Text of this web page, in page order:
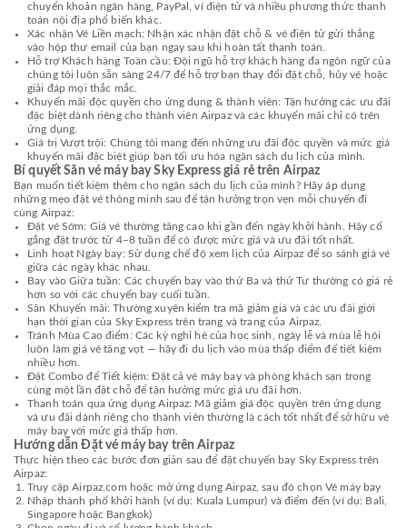
chuyển khoản ngân hàng, PayPal, ví điện tử và nhiều phương thức thanh
toán nội địa phổ biến khác.
Xác nhận Vé Liền mạch: Nhận xác nhận đặt chỗ & vé điện tử gửi thẳng
vào hộp thư email của bạn ngay sau khi hoàn tất thanh toán.
Hỗ trợ Khách hàng Toàn cầu: Đội ngũ hỗ trợ khách hàng đa ngôn ngữ của
chúng tôi luôn sẵn sàng 24/7 để hỗ trợ bạn thay đổi đặt chỗ, hủy vé hoặc
giải đáp mọi thắc mắc.
Khuyến mãi độc quyền cho ứng dụng & thành viên: Tận hưởng các ưu đãi
đặc biệt dành riêng cho thành viên Airpaz và các khuyến mãi chỉ có trên
ứng dụng.
Giá trị Vượt trội: Chúng tôi mang đến những ưu đãi độc quyền và mức giá
khuyến mãi đặc biệt giúp bạn tối ưu hóa ngân sách du lịch của mình.
Bí quyết Săn vé máy bay Sky Express giá rẻ trên Airpaz
Bạn muốn tiết kiệm thêm cho ngân sách du lịch của mình? Hãy áp dụng
những mẹo đặt vé thông minh sau để tận hưởng trọn vẹn mỗi chuyến đi
cùng Airpaz:
Đặt vé Sớm: Giá vé thường tăng cao khi gần đến ngày khởi hành. Hãy cố
gắng đặt trước từ 4–8 tuần để có được mức giá và ưu đãi tốt nhất.
Linh hoạt Ngày bay: Sử dụng chế độ xem lịch của Airpaz để so sánh giá vé
giữa các ngày khác nhau.
Bay vào Giữa tuần: Các chuyến bay vào thứ Ba và thứ Tư thường có giá rẻ
hơn so với các chuyến bay cuối tuần.
Săn Khuyến mãi: Thường xuyên kiểm tra mã giảm giá và các ưu đãi giới
hạn thời gian của Sky Express trên trang và trang của Airpaz.
Tránh Mùa Cao điểm: Các kỳ nghỉ hè của học sinh, ngày lễ và mùa lễ hội
luôn làm giá vé tăng vọt — hãy đi du lịch vào mùa thấp điểm để tiết kiệm
nhiều hơn.
Đặt Combo để Tiết kiệm: Đặt cả vé máy bay và phòng khách sạn trong
cùng một lần đặt chỗ để tận hưởng mức giá ưu đãi hơn.
Thanh toán qua ứng dụng Airpaz: Mã giảm giá độc quyền trên ứng dụng
và ưu đãi dành riêng cho thành viên thường là cách tốt nhất để sở hữu vé
máy bay với mức giá thấp hơn.
Hướng dẫn Đặt vé máy bay trên Airpaz
Thực hiện theo các bước đơn giản sau để đặt chuyến bay Sky Express trên
Airpaz:
Truy cập Airpaz.com hoặc mở ứng dụng Airpaz, sau đó chọn Vé máy bay
Nhập thành phố khởi hành (ví dụ: Kuala Lumpur) và điểm đến (ví dụ: Bali,
Singapore hoặc Bangkok)